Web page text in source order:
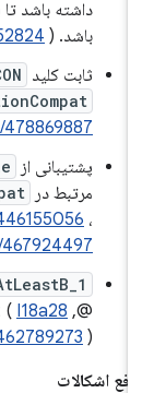
داشته باشد تا
باشد. (
ثابت کلید
b/478869887
پشتیبانی از
مرتبط در
b/446155056
b/467924497
I18a28,
b/462789273
اشکالات